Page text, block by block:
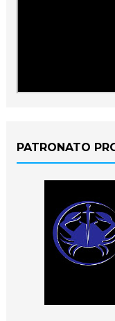
PATRONATO